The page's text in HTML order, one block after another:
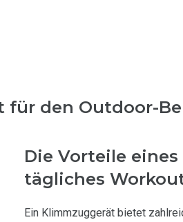
für den Outdoor-
Die Vorteile
tägliches
Ein Klimmzuggerät bietet